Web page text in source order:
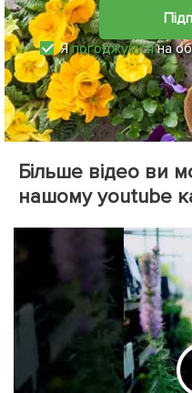
Япогоджуюсяна
Більше відео ви
нашому youtube